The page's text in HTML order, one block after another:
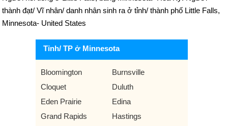
thành đạt/ Vĩ nhân/ danh nhân sinh ra ở tỉnh/ thành phố Little Falls,
Minnesota- United States
Tỉnh/ TP ở Minnesota
Bloomington
Burnsville
Cloquet
Duluth
Eden Prairie
Edina
Grand Rapids
Hastings